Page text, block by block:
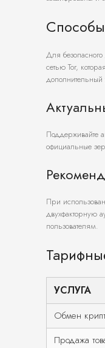
Для
сетью Tor,
Поддерживайте
официальные
При
двухфакторную
пользователям.
УСЛУГА
Обмен
Продажа